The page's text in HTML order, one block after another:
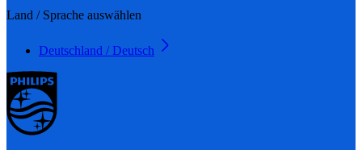
Land / Sprache auswählen
Deutschland / Deutsch